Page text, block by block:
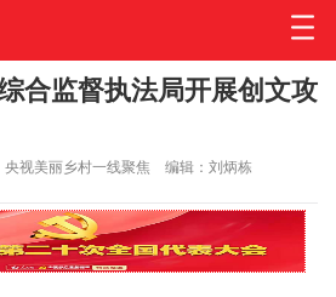
合监督执法局开展创文攻
央视美丽乡村一线聚焦 编辑：刘炳栋